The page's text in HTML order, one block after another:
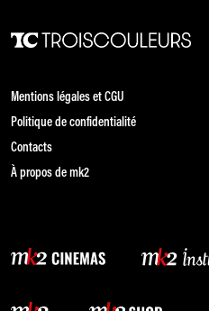
Mentions légales et CGU
Politique de confidentialité
Contacts
À propos de mk2